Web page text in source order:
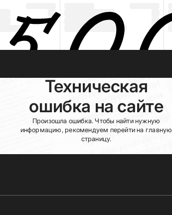
Техническая
ошибка на сайте
Произошла ошибка. Чтобы найти нужную
информацию, рекомендуем перейти на главную
страницу.